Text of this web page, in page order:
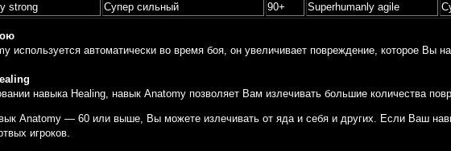
strong Супер сильный 90+ Superhumanly agile
используется автоматически во время боя, он увеличивает повреждение, которое Вы
навыка Healing, навык Anatomy позволяет Вам излечивать большие количества
Anatomy — 60 или выше, Вы можете излечивать от яда и себя и других. Если Ваш
игроков.